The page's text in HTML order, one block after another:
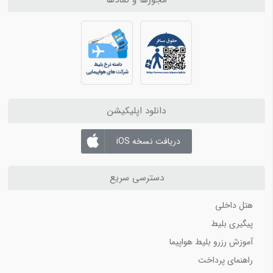
بلیط هواپیما کیش به بندرعباس
مسیرهای منتخب بلیط هواپیما و چارتر 4
بلیط هواپیما اهواز به تهران
بلیط هواپیما اصفهان به مشهد
بلیط هواپیما شیراز به تهران
دانلود اپلیکیشن
دریافت نسخه iOS
دسترسی سریع
هتل داخلی
پیگیری بلیط
آموزش رزرو بلیط هواپیما
راهنمای پرداخت